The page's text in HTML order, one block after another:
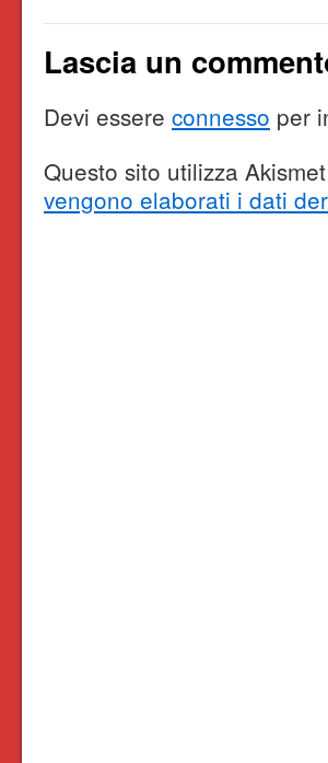
Lascia un
Devi essere connesso per
Questo sito utilizza
vengono elaborati i dati